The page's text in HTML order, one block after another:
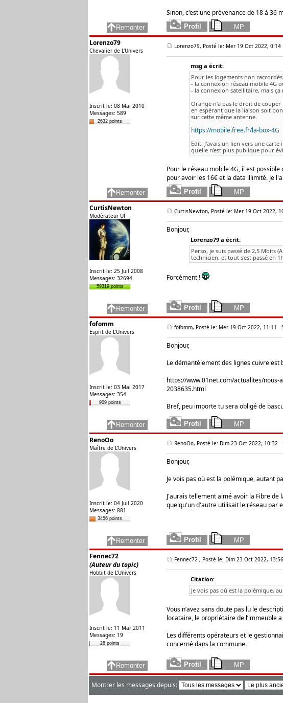
Sinon, c'est une prévenance de 18 à 36
Lorenzo79
Chevalier de L'Univers
Inscrit le: 08 Mai 2010
Messages: 589
2632 points
Lorenzo79, Posté le: Mer 19 Oct 2022, 0:14
msg a écrit:
Pour les logements non
- la connexion réseau mobile 4G
- la connexion satellitaire, mais
Orange n'a pas le droit de
en espérant que la liaison soit
sur cette même antenne.
https://mobile.free.fr/la-box-4G
Edit: J'avais un lien vers une
qu'elle n'est plus publique pour
Pour le réseau mobile 4G, il est
pour avoir les 16€ et la data illimité. Je
CurtisNewton
Modérateur UF
Inscrit le: 25 Juil 2008
Messages: 32694
59319 points
CurtisNewton, Posté le: Mer 19 Oct 2022,
Bonjour,
Lorenzo79 a écrit:
Perso, je suis passé de 2,5 Mbits
technicien, et tout s'est passé en
Forcément !
fofomm
Esprit de L'Univers
Inscrit le: 03 Mai 2017
Messages: 354
909 points
fofomm, Posté le: Mer 19 Oct 2022, 11:11
Bonjour,
Le démantèlement des lignes cuivre
https://www.01net.com/actualites/
2038635.html
Bref, peu importe tu sera obligé de
RenoOo
Maître de L'Univers
Inscrit le: 04 Juil 2020
Messages: 881
3456 points
RenoOo, Posté le: Dim 23 Oct 2022, 10:32
Bonjour,
Je vois pas où est la polémique, autant
J'aurais tellement aimé avoir la Fibre de
quelqu'un d'autre utilisait le réseau par
Fennec72
(Auteur du topic)
Hobbit de L'Univers
Inscrit le: 11 Mar 2011
Messages: 19
28 points
Fennec72 , Posté le: Dim 23 Oct 2022, 13:56
Citation:
Je vois pas où est la polémique,
Vous n’avez sans doute pas lu le
locataire, le propriétaire de l’immeuble
Les différents opérateurs et le
concerné dans la commune.
Montrer les messages depuis: